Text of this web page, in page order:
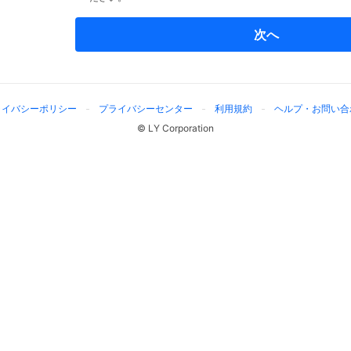
次へ
バシーポリシー プライバシーセンター 利用規約
ヘルプ・お問い
© LY Corporation